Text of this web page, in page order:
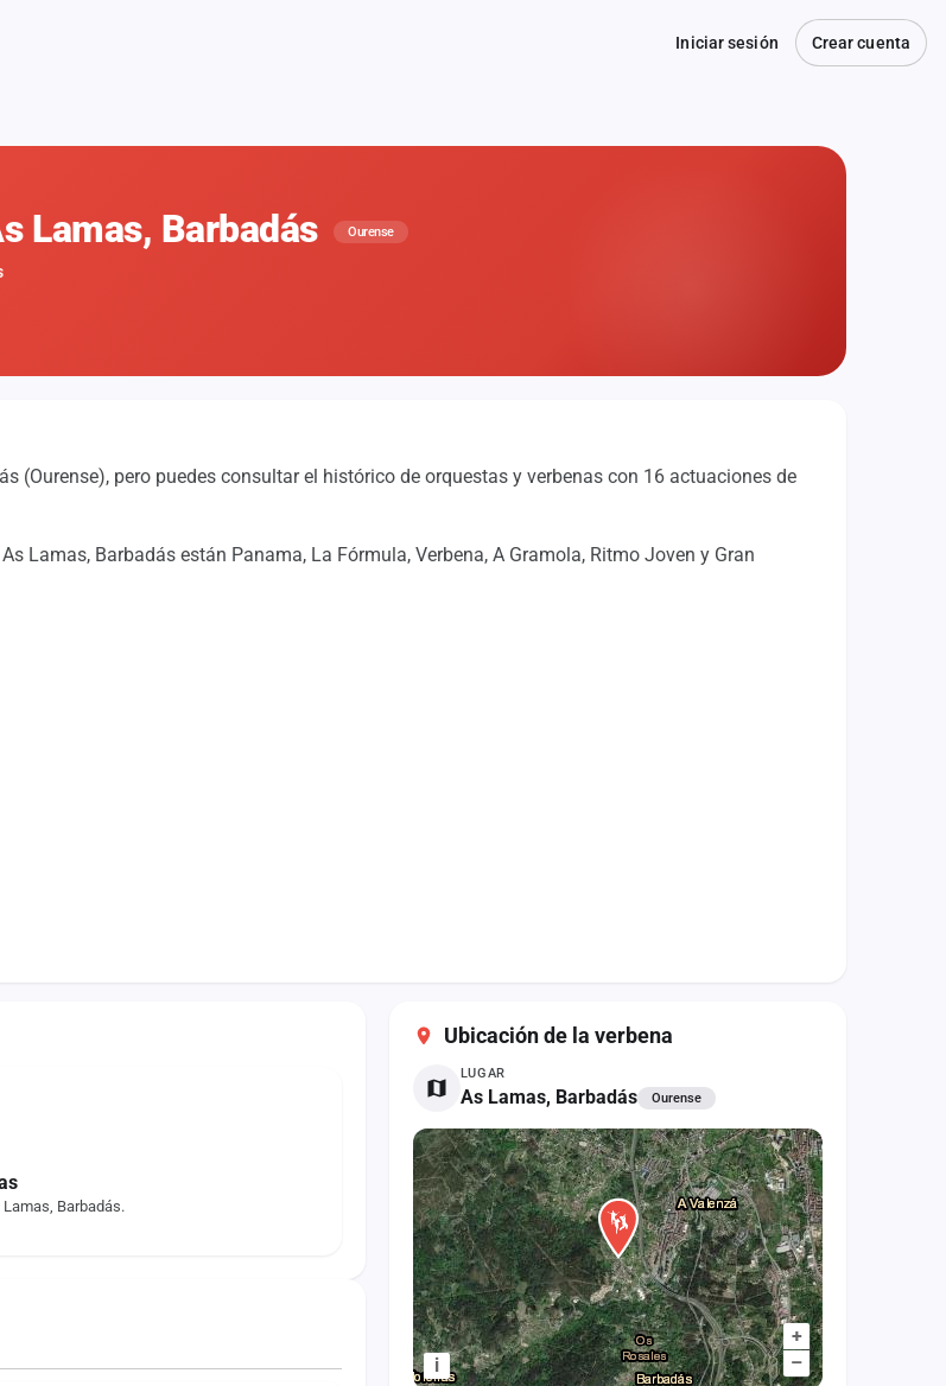
Iniciar sesión Crear cuenta
Lamas, Barbadás Ourense
(Ourense), pero puedes consultar el histórico de orquestas y verbenas con 16 actuaciones de
Lamas, Barbadás están Panama, La Fórmula, Verbena, A Gramola, Ritmo Joven y Gran
Barbadás.
Ubicación de la verbena
LUGAR
As Lamas, Barbadás Ourense
+
–
i